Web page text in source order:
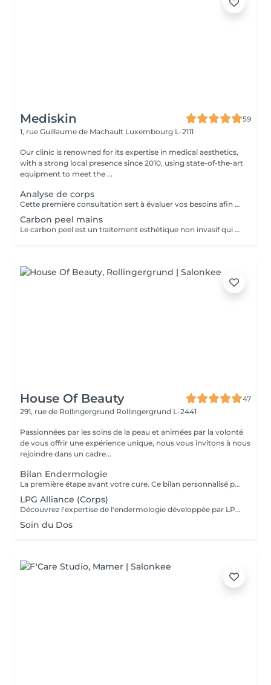
Mediskin
59
1, rue Guillaume de Machault Luxembourg L-2111
Our clinic is renowned for its expertise in medical aesthetics,
with a strong local presence since 2010, using state-of-the-art
equipment to meet the ...
Analyse de corps
Cette première consultation sert à évaluer vos besoins afin de vous guider vers les soins sur mesure qui répondront au mieux. À cette occasion, toutes les informations nécessaires, telles que les contre-indications, les résultats attendus et autres détails importants, vous seront fournies pour assurer une prise en charge optimale et vous garantir un suivi personnalisé.
Carbon peel mains
Le carbon peel est un traitement esthétique non invasif qui utilise un laser et une lotion de carbone pour améliorer l'apparence de la peau. Amélioration du teint et de la texture : Stimule la production de collagène, ce qui réduit les ridules, les pores dilatés et les irrégularités de la peau. Éclaircissement du teint : Atténue les taches pigmentaires et les cicatrices d'acné, uniformisant le teint.
House Of Beauty
47
291, rue de Rollingergrund Rollingergrund L-2441
Passionnées par les soins de la peau et animées par la volonté
de vous offrir une expérience unique, nous vous invitons à nous
rejoindre dans un cadre...
Bilan Endermologie
La première étape avant votre cure. Ce bilan personnalisé permet d'analyser votre silhouette, la qualité de votre peau et vos objectifs afin de définir un programme de soins sur mesure pour des résultats optimaux. Bilan offert lors de l'achat d'une cure.
LPG Alliance (Corps)
Découvrez l'expertise de l'endermologie développée par LPG. Ce soin minceur et fermeté stimule naturellement l'activité des cellules grâce à une technique de massage mécanique associant rouleaux motorisés et aspiration contrôlée. Ce traitement permet de lisser la cellulite, affiner la silhouette et raffermir la peau tout en relançant la circulation sanguine et lymphatique. Les tissus sont stimulés en profondeur afin de favoriser le déstockage des graisses et d'améliorer l'élasticité de la peau. Au fil des séances, la peau devient plus lisse, plus ferme et la silhouette visiblement redessinée, tout en procurant une agréable sensation de légèreté et de bien-être. Des cures de plusieurs séances sont recommandées pour des résultats optimaux et durables.
Soin du Dos